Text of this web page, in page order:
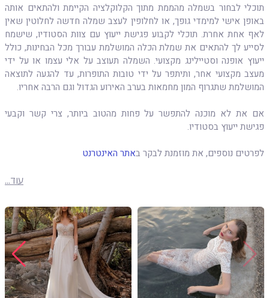
תוכלי לבחור בשמלה מהממת מתוך הקלוקלציה הקיימת ולהתאים אותה
באופן אישי למימדי גופך, או לחלופין לעצב שמלה חדשה לחלוטין שאין
לאף אחת אחרת. תוכלי לקבוע פגישת ייעוץ עם צוות הסטודיו, שישמח
לסייע לך להתאים את שמלת הכלה המושלמת עבורך מכל הבחינות, כולל
ייעוץ אופנה וסטיילינג מקצועי. השמלה תעוצב על אלי עצמו או על ידי
מעצב מקצועי אחר, ותיתפר על ידי טובות התופרות, עד להגעה לתוצאה
המושלמת שתגרוף המון מחמאות בערב האירוע הגדול וגם הרבה אחריו.
אם את לא מוכנה להתפשר על פחות מהטוב ביותר, צרי קשר וקבעי
פגישת ייעוץ בסטודיו.
לפרטים נוספים, את מוזמנת לבקר באתר האינטרנט
עוד...